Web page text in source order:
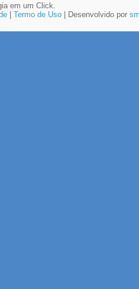
em um Click.
| Termo de Uso| Desenvolvido por